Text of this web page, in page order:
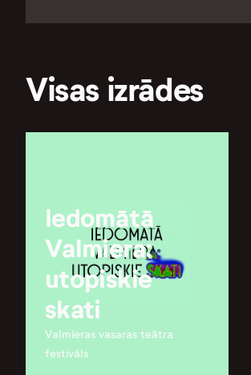
Visas izrādes
Iedomātā
Valmiera:
utopiskie
skati
Valmieras vasaras teātra
festivāls